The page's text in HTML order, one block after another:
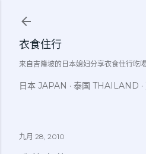
衣食住行
来自吉隆坡的日本媳妇分享衣食住行
日本 JAPAN 泰国 THAILAND
九月 28, 2010